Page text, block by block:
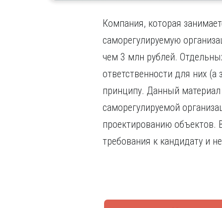
Иваново
Ижевск
Компания, которая
саморегулируемую
чем 3 млн рублей.
ответственности для них
принципу. Данный материал
саморегулируемой
проектированию объектов.
требования к кандидату и